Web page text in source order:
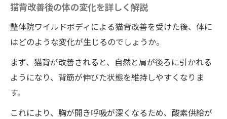
猫背改善後の体の変化を詳しく解説
整体院ワイルドボディによる猫背改善を受けた後、体に
はどのような変化が生じるのでしょうか。
まず、猫背が改善されると、自然と肩が後ろに引かれる
ようになり、背筋が伸びた状態を維持しやすくなりま
す。
これにより、胸が開き呼吸が深くなるため、酸素供給が